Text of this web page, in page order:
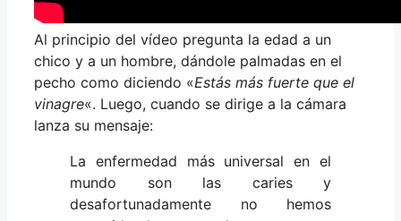
Al principio del vídeo pregunta la edad a un
chico y a un hombre, dándole palmadas en el
pecho como diciendo «Estás más fuerte que el
vinagre«. Luego, cuando se dirige a la cámara
lanza su mensaje:
La enfermedad más universal en el
mundo son las caries y
desafortunadamente no hemos